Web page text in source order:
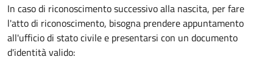
In caso di riconoscimento successivo alla nascita, per fare
l'atto di riconoscimento, bisogna prendere appuntamento
all'ufficio di stato civile e presentarsi con un documento
d'identità valido: